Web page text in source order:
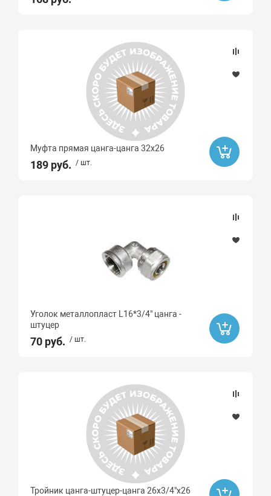
Муфта прямая цанга-цанга 32х26
189 руб. / шт.
Уголок металлопласт L16*3/4" цанга -
штуцер
70 руб. / шт.
Тройник цанга-штуцер-цанга 26х3/4"x26